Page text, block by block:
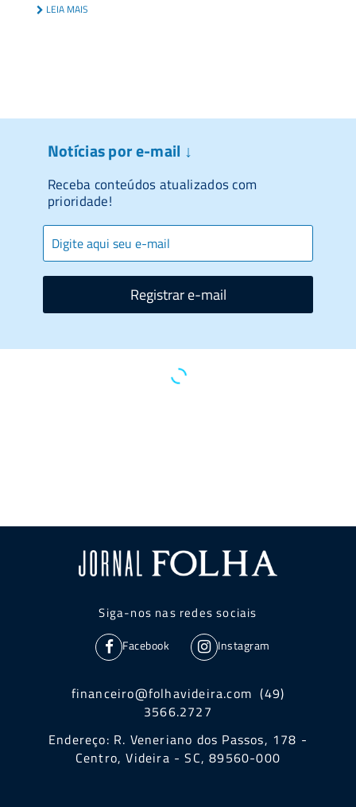
LEIA MAIS
Notícias por e-mail ↓
Receba conteúdos atualizados com
prioridade!
Registrar e-mail
Siga-nos nas redes sociais
Facebook Instagram
financeiro@folhavideira.com (49)
3566.2727
Endereço: R. Veneriano dos Passos, 178 -
Centro, Videira - SC, 89560-000